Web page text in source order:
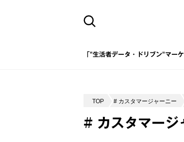
「"生活者データ・ドリブン"マー
TOP # カスタマージャーニー
# カスタマージ